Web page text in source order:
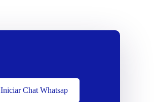
Iniciar Chat Whatsap